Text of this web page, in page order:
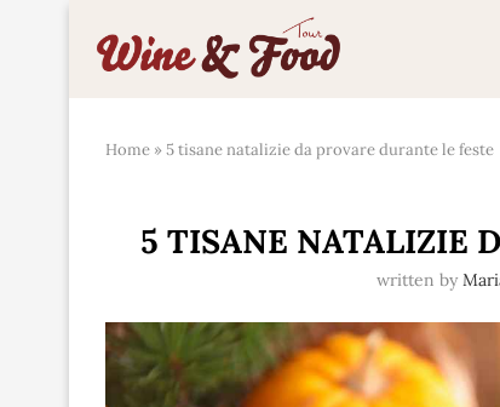
Home »5 tisane natalizie da provare durante le feste
5 TISANE NATALIZIE
written by